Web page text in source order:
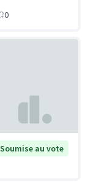
0
Soumise au vote